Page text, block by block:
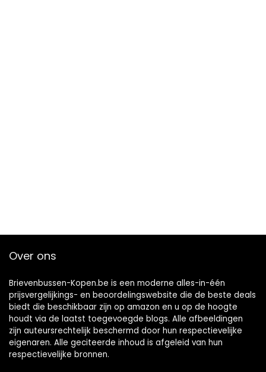
Over ons
Brievenbussen-Kopen.be is een moderne alles-in-één
prijsvergelijkings- en beoordelingswebsite die de beste deals
biedt die beschikbaar zijn op amazon en u op de hoogte
houdt via de laatst toegevoegde blogs. Alle afbeeldingen
zijn auteursrechtelijk beschermd door hun respectievelijke
eigenaren. Alle geciteerde inhoud is afgeleid van hun
respectievelijke bronnen.